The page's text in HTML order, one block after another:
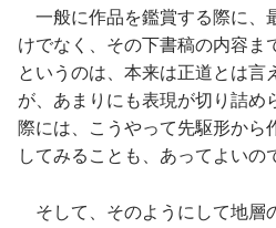
一般に作品を鑑賞する際に、
けでなく、その下書稿の内容ま
というのは、本来は正道とは言
が、あまりにも表現が切り詰め
際には、こうやって先駆形から
してみることも、あってよいの
そして、そのようにして地層